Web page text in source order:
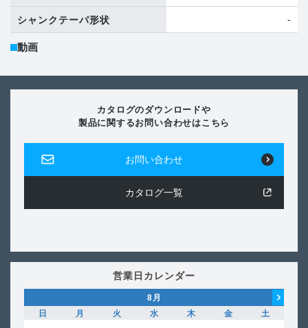
シャンクテーパ形状 -
動画
カタログのダウンロードや
製品に関するお問い合わせはこちら
お問い合わせ
カタログ一覧
営業日カレンダー
8月
日
月 火 水 木 金
土